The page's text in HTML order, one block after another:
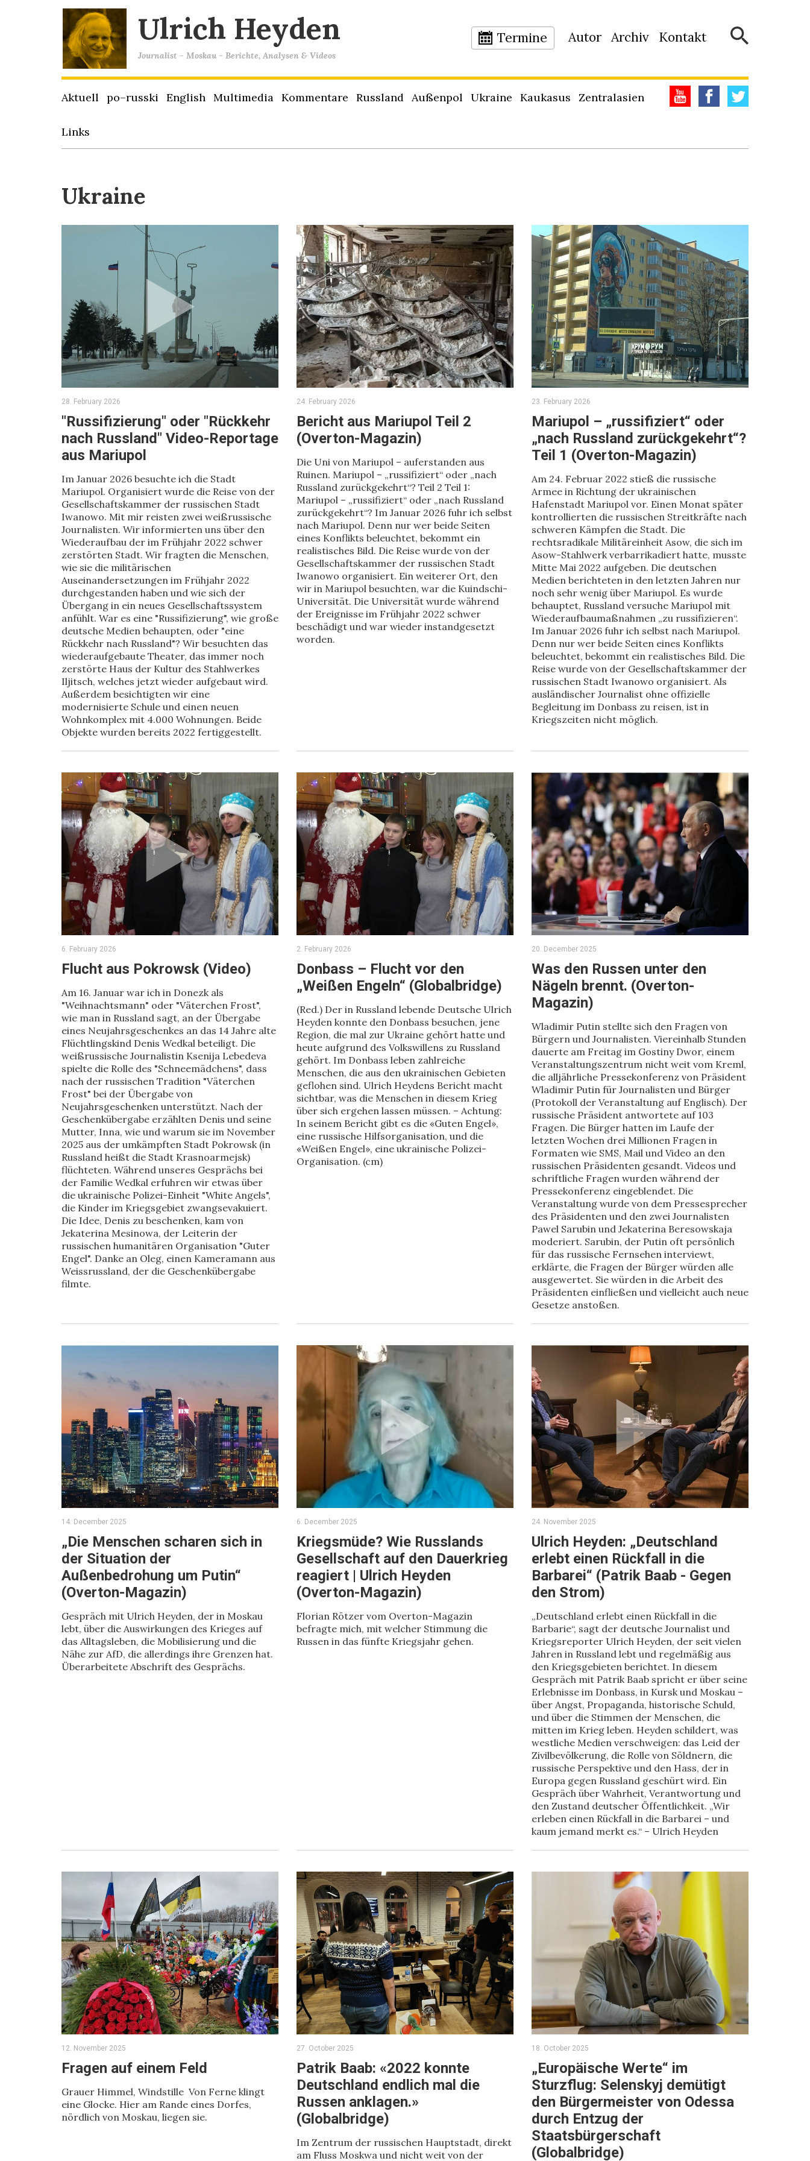
Ulrich Heyden
Journalist - Moskau - Berichte, Analysen & Videos
Termine Autor Archiv Kontakt
Aktuell po–russki English Multimedia Kommentare Russland Außenpol Ukraine Kaukasus Zentralasien
Links
Ukraine
28. February 2026
"Russifizierung" oder "Rückkehr
nach Russland" Video-Reportage
aus Mariupol
Im Januar 2026 besuchte ich die Stadt
Mariupol. Organisiert wurde die Reise von der
Gesellschaftskammer der russischen Stadt
Iwanowo. Mit mir reisten zwei weißrussische
Journalisten. Wir informierten uns über den
Wiederaufbau der im Frühjahr 2022 schwer
zerstörten Stadt. Wir fragten die Menschen,
wie sie die militärischen
Auseinandersetzungen im Frühjahr 2022
durchgestanden haben und wie sich der
Übergang in ein neues Gesellschaftssystem
anfühlt. War es eine "Russifizierung", wie große
deutsche Medien behaupten, oder "eine
Rückkehr nach Russland"? Wir besuchten das
wiederaufgebaute Theater, das immer noch
zerstörte Haus der Kultur des Stahlwerkes
Iljitsch, welches jetzt wieder aufgebaut wird.
Außerdem besichtigten wir eine
modernisierte Schule und einen neuen
Wohnkomplex mit 4.000 Wohnungen. Beide
Objekte wurden bereits 2022 fertiggestellt.
24. February 2026
Bericht aus Mariupol Teil 2
(Overton-Magazin)
Die Uni von Mariupol – auferstanden aus
Ruinen. Mariupol – „russifiziert“ oder „nach
Russland zurückgekehrt“? Teil 2 Teil 1:
Mariupol – „russifiziert“ oder „nach Russland
zurückgekehrt“? Im Januar 2026 fuhr ich selbst
nach Mariupol. Denn nur wer beide Seiten
eines Konflikts beleuchtet, bekommt ein
realistisches Bild. Die Reise wurde von der
Gesellschaftskammer der russischen Stadt
Iwanowo organisiert. Ein weiterer Ort, den
wir in Mariupol besuchten, war die Kuindschi-
Universität. Die Universität wurde während
der Ereignisse im Frühjahr 2022 schwer
beschädigt und war wieder instandgesetzt
worden.
23. February 2026
Mariupol – „russifiziert“ oder
„nach Russland zurückgekehrt“?
Teil 1 (Overton-Magazin)
Am 24. Februar 2022 stieß die russische
Armee in Richtung der ukrainischen
Hafenstadt Mariupol vor. Einen Monat später
kontrollierten die russischen Streitkräfte nach
schweren Kämpfen die Stadt. Die
rechtsradikale Militäreinheit Asow, die sich im
Asow-Stahlwerk verbarrikadiert hatte, musste
Mitte Mai 2022 aufgeben. Die deutschen
Medien berichteten in den letzten Jahren nur
noch sehr wenig über Mariupol. Es wurde
behauptet, Russland versuche Mariupol mit
Wiederaufbaumaßnahmen „zu russifizieren“.
Im Januar 2026 fuhr ich selbst nach Mariupol.
Denn nur wer beide Seiten eines Konflikts
beleuchtet, bekommt ein realistisches Bild. Die
Reise wurde von der Gesellschaftskammer der
russischen Stadt Iwanowo organisiert. Als
ausländischer Journalist ohne offizielle
Begleitung im Donbass zu reisen, ist in
Kriegszeiten nicht möglich.
6. February 2026
Flucht aus Pokrowsk (Video)
Am 16. Januar war ich in Donezk als
"Weihnachtsmann" oder "Väterchen Frost",
wie man in Russland sagt, an der Übergabe
eines Neujahrsgeschenkes an das 14 Jahre alte
Flüchtlingskind Denis Wedkal beteiligt. Die
weißrussische Journalistin Ksenija Lebedeva
spielte die Rolle des "Schneemädchens", dass
nach der russischen Tradition "Väterchen
Frost" bei der Übergabe von
Neujahrsgeschenken unterstützt. Nach der
Geschenkübergabe erzählten Denis und seine
Mutter, Inna, wie und warum sie im November
2025 aus der umkämpften Stadt Pokrowsk (in
Russland heißt die Stadt Krasnoarmejsk)
flüchteten. Während unseres Gesprächs bei
der Familie Wedkal erfuhren wir etwas über
die ukrainische Polizei-Einheit "White Angels",
die Kinder im Kriegsgebiet zwangsevakuiert.
Die Idee, Denis zu beschenken, kam von
Jekaterina Mesinowa, der Leiterin der
russischen humanitären Organisation "Guter
Engel". Danke an Oleg, einen Kameramann aus
Weissrussland, der die Geschenkübergabe
filmte.
2. February 2026
Donbass – Flucht vor den
„Weißen Engeln“ (Globalbridge)
(Red.) Der in Russland lebende Deutsche Ulrich
Heyden konnte den Donbass besuchen, jene
Region, die mal zur Ukraine gehört hatte und
heute aufgrund des Volkswillens zu Russland
gehört. Im Donbass leben zahlreiche
Menschen, die aus den ukrainischen Gebieten
geflohen sind. Ulrich Heydens Bericht macht
sichtbar, was die Menschen in diesem Krieg
über sich ergehen lassen müssen. – Achtung:
In seinem Bericht gibt es die «Guten Engel»,
eine russische Hilfsorganisation, und die
«Weißen Engel», eine ukrainische Polizei-
Organisation. (cm)
20. December 2025
Was den Russen unter den
Nägeln brennt. (Overton-
Magazin)
Wladimir Putin stellte sich den Fragen von
Bürgern und Journalisten. Viereinhalb Stunden
dauerte am Freitag im Gostiny Dwor, einem
Veranstaltungszentrum nicht weit vom Kreml,
die alljährliche Pressekonferenz von Präsident
Wladimir Putin für Journalisten und Bürger
(Protokoll der Veranstaltung auf Englisch). Der
russische Präsident antwortete auf 103
Fragen. Die Bürger hatten im Laufe der
letzten Wochen drei Millionen Fragen in
Formaten wie SMS, Mail und Video an den
russischen Präsidenten gesandt. Videos und
schriftliche Fragen wurden während der
Pressekonferenz eingeblendet. Die
Veranstaltung wurde von dem Pressesprecher
des Präsidenten und den zwei Journalisten
Pawel Sarubin und Jekaterina Beresowskaja
moderiert. Sarubin, der Putin oft persönlich
für das russische Fernsehen interviewt,
erklärte, die Fragen der Bürger würden alle
ausgewertet. Sie würden in die Arbeit des
Präsidenten einfließen und vielleicht auch neue
Gesetze anstoßen.
14. December 2025
„Die Menschen scharen sich in
der Situation der
Außenbedrohung um Putin“
(Overton-Magazin)
Gespräch mit Ulrich Heyden, der in Moskau
lebt, über die Auswirkungen des Krieges auf
das Alltagsleben, die Mobilisierung und die
Nähe zur AfD, die allerdings ihre Grenzen hat.
Überarbeitete Abschrift des Gesprächs.
6. December 2025
Kriegsmüde? Wie Russlands
Gesellschaft auf den Dauerkrieg
reagiert | Ulrich Heyden
(Overton-Magazin)
Florian Rötzer vom Overton-Magazin
befragte mich, mit welcher Stimmung die
Russen in das fünfte Kriegsjahr gehen.
24. November 2025
Ulrich Heyden: „Deutschland
erlebt einen Rückfall in die
Barbarei“ (Patrik Baab - Gegen
den Strom)
„Deutschland erlebt einen Rückfall in die
Barbarie“, sagt der deutsche Journalist und
Kriegsreporter Ulrich Heyden, der seit vielen
Jahren in Russland lebt und regelmäßig aus
den Kriegsgebieten berichtet. In diesem
Gespräch mit Patrik Baab spricht er über seine
Erlebnisse im Donbass, in Kursk und Moskau –
über Angst, Propaganda, historische Schuld,
und über die Stimmen der Menschen, die
mitten im Krieg leben. Heyden schildert, was
westliche Medien verschweigen: das Leid der
Zivilbevölkerung, die Rolle von Söldnern, die
russische Perspektive und den Hass, der in
Europa gegen Russland geschürt wird. Ein
Gespräch über Wahrheit, Verantwortung und
den Zustand deutscher Öffentlichkeit. „Wir
erleben einen Rückfall in die Barbarei – und
kaum jemand merkt es.“ – Ulrich Heyden
12. November 2025
Fragen auf einem Feld
Grauer Himmel, Windstille Von Ferne klingt
eine Glocke. Hier am Rande eines Dorfes,
nördlich von Moskau, liegen sie.
27. October 2025
Patrik Baab: «2022 konnte
Deutschland endlich mal die
Russen anklagen.»
(Globalbridge)
Im Zentrum der russischen Hauptstadt, direkt
am Fluss Moskwa und nicht weit von der
18. October 2025
„Europäische Werte“ im
Sturzflug: Selenskyj demütigt
den Bürgermeister von Odessa
durch Entzug der
Staatsbürgerschaft
(Globalbridge)